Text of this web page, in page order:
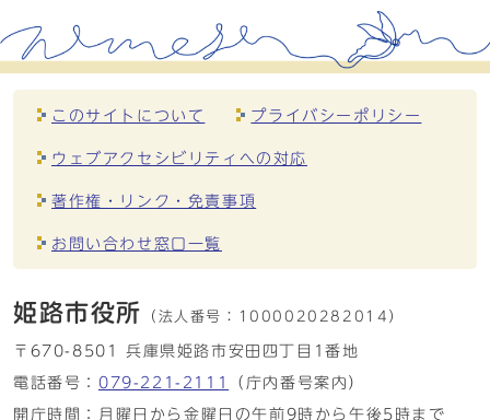
このサイトについて プライバシーポリシー
ウェブアクセシビリティへの対応
著作権・リンク・免責事項
お問い合わせ窓口一覧
姫路市役所 （法人番号： 1000020282014）
〒670-8501 兵庫県姫路市安田四丁目1番地
電話番号： 079-221-2111
（庁内番号案内）
開庁時間：月曜日から金曜日の午前9時から午後5時まで